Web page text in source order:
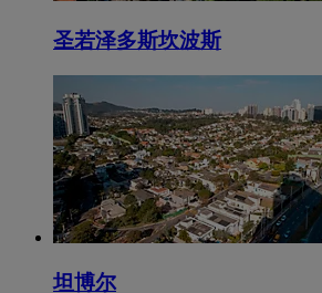
圣若泽多斯坎波斯
坦博尔